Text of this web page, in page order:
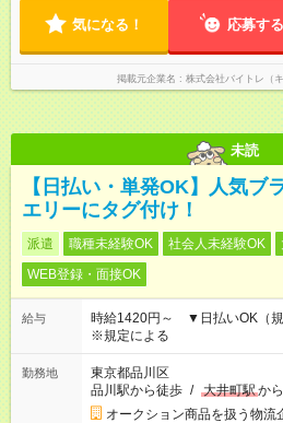
気になる！ 応募する
掲載元企業名 株式会社バイトレ（
未読
【日払い・単発OK】人気ブ
エリーにタグ付け！
派遣 職種未経験OK 社会人未経験OK
WEB登録・面接OK
給与
時給1420円～ ▼日払いOK（
※規定による
勤務地
東京都品川区
品川駅から徒歩 / 大井町駅か
オークション商品を扱う物流